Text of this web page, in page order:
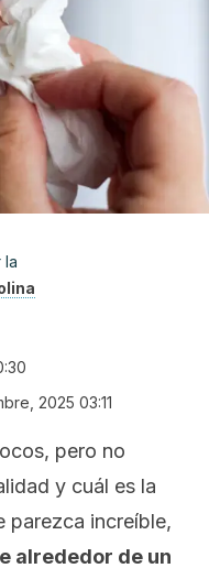
la
2025 03:11
pero no
y cuál es la
parezca increíble,
alrededor de un